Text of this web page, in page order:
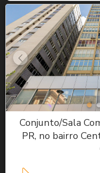
Conjunto/Sala
PR, no bairro